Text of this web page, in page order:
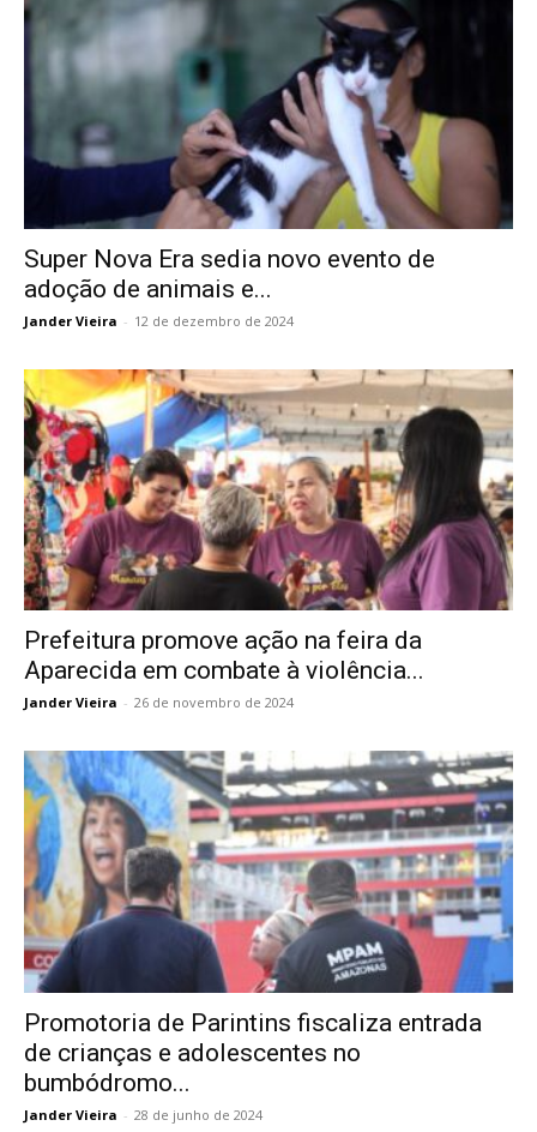
Super Nova Era sedia novo evento de
adoção de animais e...
Jander Vieira - 12 de dezembro de 2024
Prefeitura promove ação na feira da
Aparecida em combate à violência...
Jander Vieira - 26 de novembro de 2024
Promotoria de Parintins fiscaliza entrada
de crianças e adolescentes no
bumbódromo...
Jander Vieira - 28 de junho de 2024